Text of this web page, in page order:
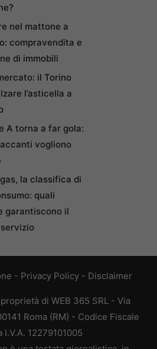
nel mattone a
compravendita e
di immobili
il Torino
l’asticella a
A torna a far gola:
vogliono
la classifica di
quali
garantiscono il
- Privacy Policy - Disclaimer
di WEB 365 SRL - Via
Roma (RM) - Codice Fiscale
I.V.A. 12279101005